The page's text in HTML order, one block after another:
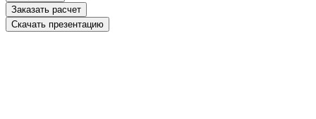
Заказать расчет
Скачать презентацию